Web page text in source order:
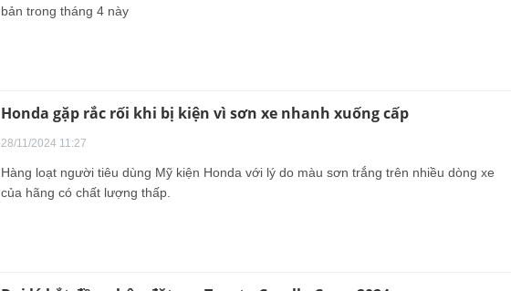
bản trong tháng 4 này
Honda gặp rắc rối khi bị kiện vì sơn xe nhanh xuống cấp
28/11/2024 11:27
Hàng loạt người tiêu dùng Mỹ kiện Honda với lý do màu sơn trắng trên nhiều dòng xe
của hãng có chất lượng thấp.